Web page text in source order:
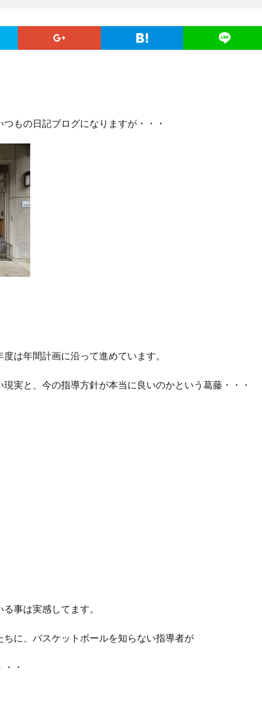
もの日記ブログになりますが・・・
は年間計画に沿って進めています。
実と、今の指導方針が本当に良いのかという葛藤・・・
事は実感してます。
に、バスケットボールを知らない指導者が
・